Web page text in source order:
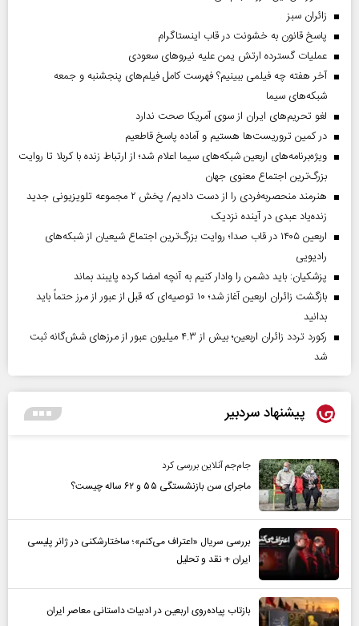
‌زائران سبز
پاسخ قانون به خشونت در قاب اینستاگرام
عملیات گسترده ارتش یمن علیه نیروهای سعودی
آخر هفته چه فیلمی ببینیم؟ فهرست کامل فیلم‌های پنجشنبه و جمعه
شبکه‌های سیما
لغو تحریم‌های ایران از سوی آمریکا صحت ندارد
در کمین تروریست‌ها هستیم و آماده پاسخ قاطعیم
ویژه‌برنامه‌های اربعین شبکه‌های سیما اعلام شد؛ از ارتباط زنده با کربلا تا روایت
بزرگ‌ترین اجتماع معنوی جهان
هنرمند منحصر‌به‌فردی را از دست دادیم/ پخش ۲ مجموعه تلویزیونی جدید
زنده‌یاد عبدی در آینده نزدیک
اربعین ۱۴۰۵ در قاب صدا؛ روایت بزرگ‌ترین اجتماع شیعیان از شبکه‌های
رادیویی
پزشکیان: باید دشمن را وادار کنیم به آنچه امضا کرده پایبند بماند
بازگشت زائران اربعین آغاز شد؛ ۱۰ توصیه‌ای که قبل از عبور از مرز حتماً باید
بدانید
رکورد تردد زائران اربعین؛ بیش از ۴.۳ میلیون عبور از مرزهای شش‌گانه ثبت
شد
پیشنهاد سردبیر
جام‌جم آنلاین بررسی کرد
ماجرای سن بازنشستگی ۵۵ و ۶۲ ساله چیست؟
بررسی سریال «اعتراف می‌کنم»؛ ساختارشکنی در ژانر پلیسی
ایران + نقد و تحلیل
بازتاب پیاده‌روی اربعین در ادبیات داستانی معاصر ایران